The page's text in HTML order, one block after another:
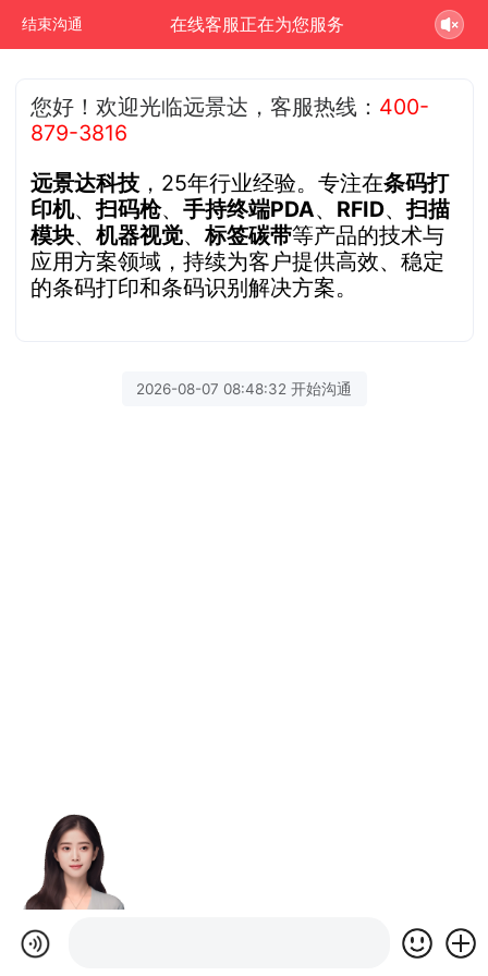
结束沟通 在线客服正在为您服务
您好！欢迎光临远景达，客服热线： 400-
879-3816
远景达科技 ，25年行业经验。专注在条码打
印机、扫码枪、手持终端PDA、 RFID、扫描
模块、机器视觉、标签碳带等产品的技术与
应用方案领域，持续为客户提供高效、稳定
的条码打印和条码识别解决方案。
2026-08-07 08:48:32 开始沟通